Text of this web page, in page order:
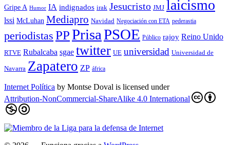
Gripe A Humor IA indignados irak Jesucristo JMJ laicismo
lssi McLuhan Mediapro Navidad Negociación con ETA pederastia
periodistas PPPrisaPSOE Público rajoy Reino Unido
RTVE Rubalcaba sgae twitter UE universidad Universidad de
Navarra Zapatero ZP áfrica
Internet Política by Montse Doval is licensed under
Attribution-NonCommercial-ShareAlike 4.0 International